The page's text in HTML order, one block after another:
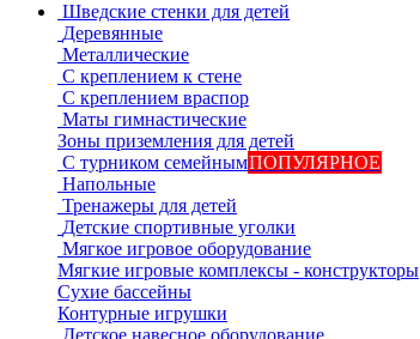
Шведские стенки для детей
Деревянные
Металлические
С креплением к стене
С креплением враспор
Маты гимнастические
Зоны приземления для детей
С турником семейнымПОПУЛЯРНОЕ
Напольные
Тренажеры для детей
Детские спортивные уголки
Мягкое игровое оборудование
Мягкие игровые комплексы - конструкторы
Сухие бассейны
Контурные игрушки
Детское навесное оборудование